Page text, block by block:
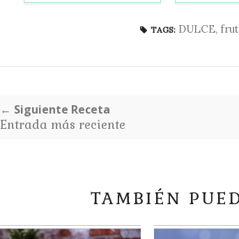
TAGS: DULCE,
← Siguiente Receta
Entrada más reciente
TAMBIÉN